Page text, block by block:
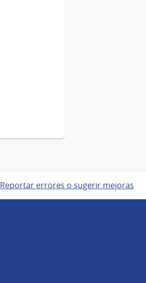
Reportar errores o sugerir mejoras